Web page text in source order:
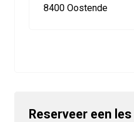
8400 Oostende
Reserveer een les